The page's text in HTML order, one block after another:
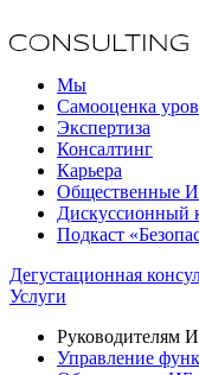
Мы
Самооценка
Экспертиза
Консалтинг
Карьера
Общественные
Дискуссионный
Подкаст
Дегустационная
Услуги
Руководителям
Управление